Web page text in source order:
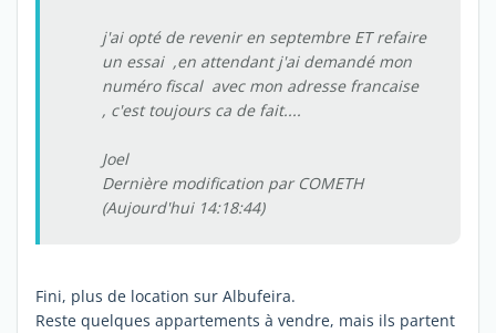
j'ai opté de revenir en septembre ET refaire
un essai ,en attendant j'ai demandé mon
numéro fiscal avec mon adresse francaise
, c'est toujours ca de fait....
Joel
Dernière modification par COMETH
(Aujourd'hui 14:18:44)
Fini, plus de location sur Albufeira.
Reste quelques appartements à vendre, mais ils partent